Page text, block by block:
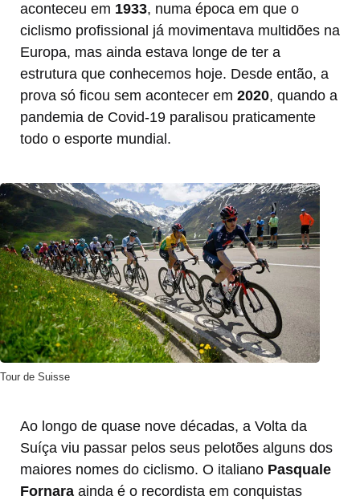
aconteceu em 1933, numa época em que o
ciclismo profissional já movimentava multidões na
Europa, mas ainda estava longe de ter a
estrutura que conhecemos hoje. Desde então, a
prova só ficou sem acontecer em 2020, quando a
pandemia de Covid-19 paralisou praticamente
todo o esporte mundial.
Tour de Suisse
Ao longo de quase nove décadas, a Volta da
Suíça viu passar pelos seus pelotões alguns dos
maiores nomes do ciclismo. O italiano Pasquale
Fornara ainda é o recordista em conquistas